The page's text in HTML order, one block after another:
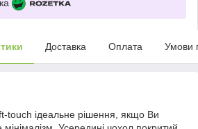
Доставка Оплата Умови
touch ідеальне рішення, якщо Ви